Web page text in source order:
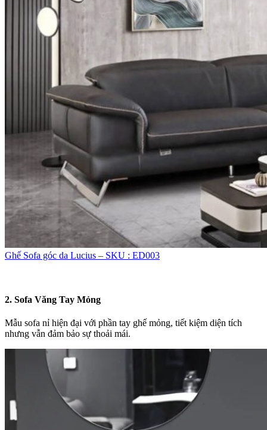
Ghế Sofa góc da Lucius – SKU : ED003
2. Sofa Văng Tay Mỏng
Mẫu sofa nỉ hiện đại với phần tay ghế mỏng, tiết kiệm diện tích
nhưng vẫn đảm bảo sự thoải mái.